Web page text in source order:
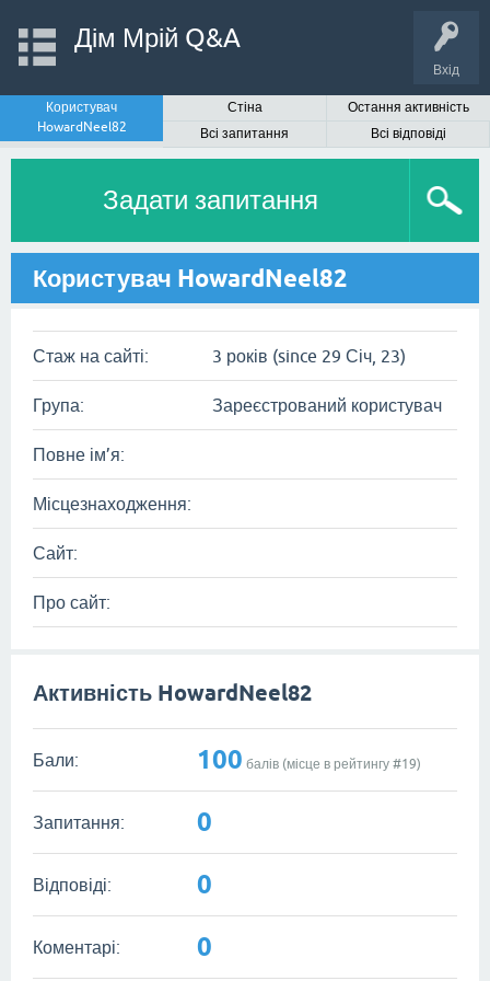
Вхід
Дім Мрій Q&A
Користувач
HowardNeel82
Стіна
Остання активність
Всі запитання
Всі відповіді
Задати запитання
Користувач HowardNeel82
Стаж на сайті: 3 років (since 29 Січ, 23)
Група: Зареєстрований користувач
Повне ім’я:
Місцезнаходження:
Сайт:
Про сайт:
Активність HowardNeel82
Бали: 100 балів (місце в рейтингу #19)
Запитання: 0
Відповіді: 0
Коментарі: 0